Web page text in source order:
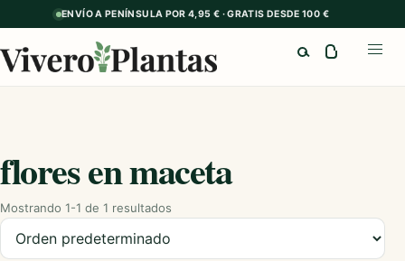
ENVÍO A PENÍNSULA POR 4,95 € · GRATIS DESDE 100 €
flores en maceta
Mostrando 1-1 de 1 resultados
Ordenar productos